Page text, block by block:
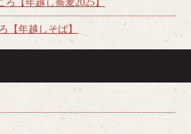
【年越し蕎麦2025】
【年越しそば】